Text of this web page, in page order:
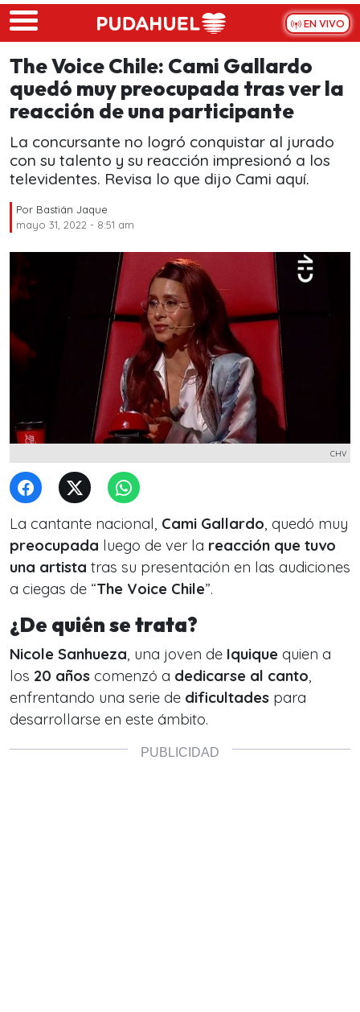
Skip to main content
EN VIVO
The Voice Chile: Cami Gallardo
quedó muy preocupada tras ver la
reacción de una participante
La concursante no logró conquistar al jurado
con su talento y su reacción impresionó a los
televidentes. Revisa lo que dijo Cami aquí.
Por Bastián Jaque
mayo 31, 2022 - 8:51 am
CHV
La cantante nacional, Cami Gallardo, quedó muy
preocupada luego de ver la reacción que tuvo
una artista tras su presentación en las audiciones
a ciegas de “The Voice Chile”.
¿De quién se trata?
Nicole Sanhueza, una joven de Iquique quien a
los 20 años comenzó a dedicarse al canto,
enfrentando una serie de dificultades para
desarrollarse en este ámbito.